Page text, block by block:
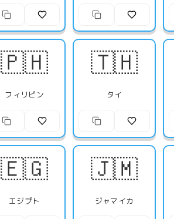
🇵🇭
フィリピン
🇹🇭
タイ
🇪🇬
エジプト
🇯🇲
ジャマイカ